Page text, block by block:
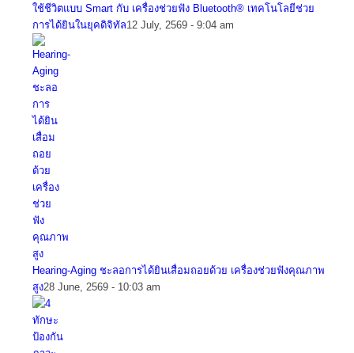
ใช้ชีวิตแบบ Smart กับ เครื่องช่วยฟัง Bluetooth® เทคโนโลยีช่วย
การได้ยินในยุคดิจิทัล12 July, 2569 - 9:04 am
Hearing-Aging ชะลอการได้ยินเสื่อมถอยด้วย เครื่องช่วยฟังคุณภาพ
สูง28 June, 2569 - 10:03 am